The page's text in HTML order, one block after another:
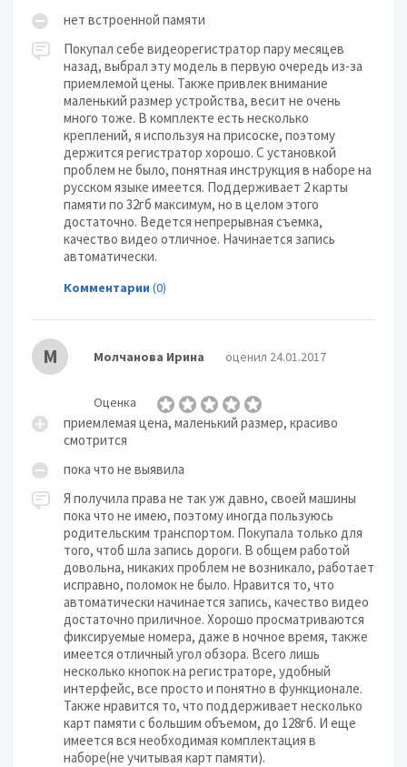
нет встроенной памяти
Покупал себе видеорегистратор пару месяцев
назад, выбрал эту модель в первую очередь из-за
приемлемой цены. Также привлек внимание
маленький размер устройства, весит не очень
много тоже. В комплекте есть несколько
креплений, я используя на присоске, поэтому
держится регистратор хорошо. С установкой
проблем не было, понятная инструкция в наборе на
русском языке имеется. Поддерживает 2 карты
памяти по 32гб максимум, но в целом этого
достаточно. Ведется непрерывная съемка,
качество видео отличное. Начинается запись
автоматически.
Комментарии (0)
М Молчанова Ирина оценил 24.01.2017
Оценка
приемлемая цена, маленький размер, красиво
смотрится
пока что не выявила
Я получила права не так уж давно, своей машины
пока что не имею, поэтому иногда пользуюсь
родительским транспортом. Покупала только для
того, чтоб шла запись дороги. В общем работой
довольна, никаких проблем не возникало, работает
исправно, поломок не было. Нравится то, что
автоматически начинается запись, качество видео
достаточно приличное. Хорошо просматриваются
фиксируемые номера, даже в ночное время, также
имеется отличный угол обзора. Всего лишь
несколько кнопок на регистраторе, удобный
интерфейс, все просто и понятно в функционале.
Также нравится то, что поддерживает несколько
карт памяти с большим объемом, до 128гб. И еще
имеется вся необходимая комплектация в
наборе(не учитывая карт памяти).